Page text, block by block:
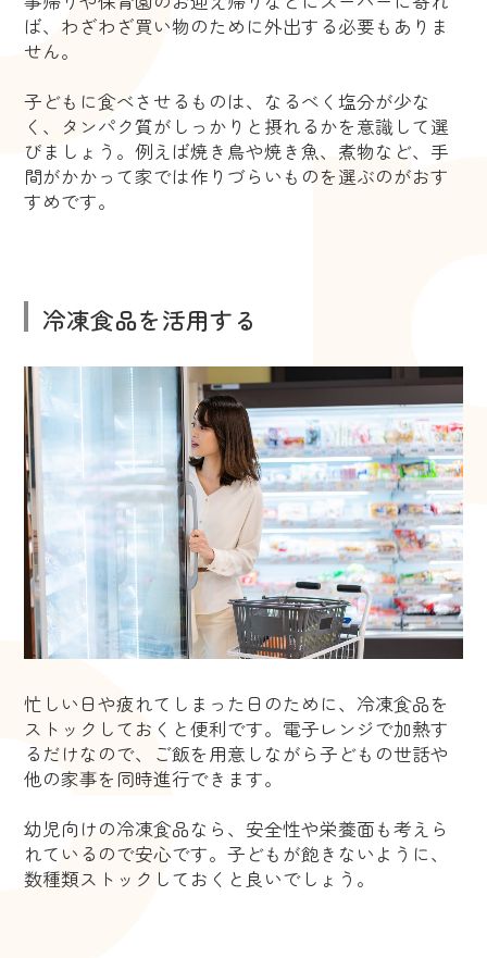
ば、わざわざ買い物のために外出する必要もありま
せん。
子どもに食べさせるものは、なるべく塩分が少な
く、タンパク質がしっかりと摂れるかを意識して選
びましょう。例えば焼き鳥や焼き魚、煮物など、手
間がかかって家では作りづらいものを選ぶのがおす
すめです。
冷凍食品を活用する
忙しい日や疲れてしまった日のために、冷凍食品を
ストックしておくと便利です。電子レンジで加熱す
るだけなので、ご飯を用意しながら子どもの世話や
他の家事を同時進行できます。
幼児向けの冷凍食品なら、安全性や栄養面も考えら
れているので安心です。子どもが飽きないように、
数種類ストックしておくと良いでしょう。